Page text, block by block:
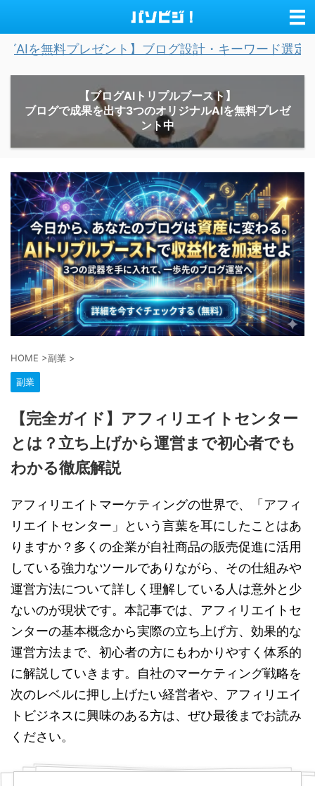
ント】ブログ設計・キーワード選定・記事作成を
【ブログAIトリプルブースト】
ブログで成果を出す3つのオリジナルAIを無料プレゼ
ント中
HOME >副業 >
副業
【完全ガイド】アフィリエイトセンター
とは？立ち上げから運営まで初心者でも
わかる徹底解説
アフィリエイトマーケティングの世界で、「アフィ
リエイトセンター」という言葉を耳にしたことはあ
りますか？多くの企業が自社商品の販売促進に活用
している強力なツールでありながら、その仕組みや
運営方法について詳しく理解している人は意外と少
ないのが現状です。本記事では、アフィリエイトセ
ンターの基本概念から実際の立ち上げ方、効果的な
運営方法まで、初心者の方にもわかりやすく体系的
に解説していきます。自社のマーケティング戦略を
次のレベルに押し上げたい経営者や、アフィリエイ
トビジネスに興味のある方は、ぜひ最後までお読み
ください。